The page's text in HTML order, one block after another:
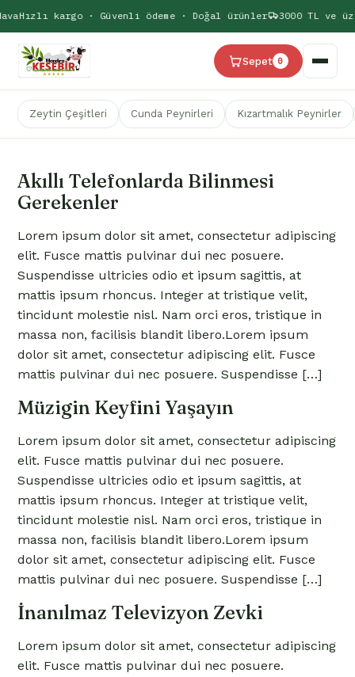
Hızlı kargo · Güvenli ödeme · Doğal ürünler 3000 TL ve
Sepet 0
Zeytin Çeşitleri Cunda Peynirleri Kızartmalık Peynirler
Akıllı Telefonlarda Bilinmesi
Gerekenler
Lorem ipsum dolor sit amet, consectetur adipiscing
elit. Fusce mattis pulvinar dui nec posuere.
Suspendisse ultricies odio et ipsum sagittis, at
mattis ipsum rhoncus. Integer at tristique velit,
tincidunt molestie nisl. Nam orci eros, tristique in
massa non, facilisis blandit libero.Lorem ipsum
dolor sit amet, consectetur adipiscing elit. Fusce
mattis pulvinar dui nec posuere. Suspendisse […]
Müzigin Keyfini Yaşayın
Lorem ipsum dolor sit amet, consectetur adipiscing
elit. Fusce mattis pulvinar dui nec posuere.
Suspendisse ultricies odio et ipsum sagittis, at
mattis ipsum rhoncus. Integer at tristique velit,
tincidunt molestie nisl. Nam orci eros, tristique in
massa non, facilisis blandit libero.Lorem ipsum
dolor sit amet, consectetur adipiscing elit. Fusce
mattis pulvinar dui nec posuere. Suspendisse […]
İnanılmaz Televizyon Zevki
Lorem ipsum dolor sit amet, consectetur adipiscing
elit. Fusce mattis pulvinar dui nec posuere.